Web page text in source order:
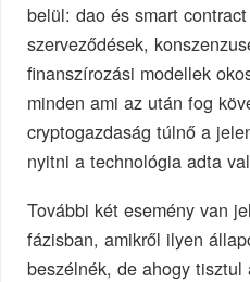
belül: dao és smart
szerveződések,
finanszírozási modellek
minden ami az után fog
cryptogazdaság túlnő a
nyitni a technológia adta
További két esemény van
fázisban, amikről ilyen
beszélnék, de ahogy